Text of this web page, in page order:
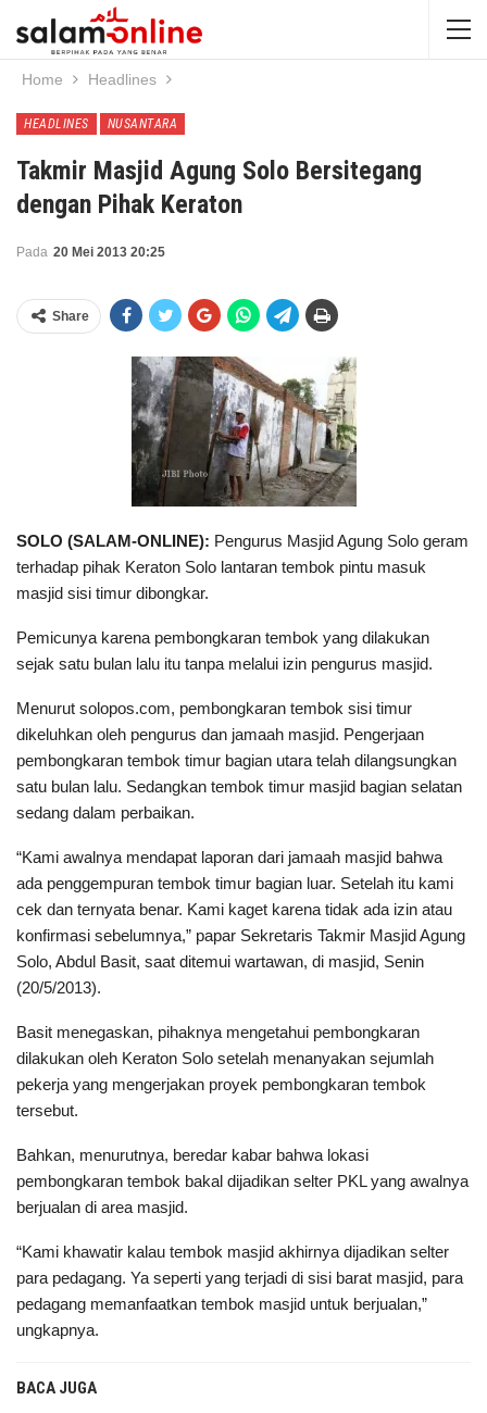
Home Headlines
HEADLINES NUSANTARA
Takmir Masjid Agung Solo Bersitegang
dengan Pihak Keraton
Pada 20 Mei 2013 20:25
Share
SOLO (SALAM-ONLINE): Pengurus Masjid Agung Solo geram
terhadap pihak Keraton Solo lantaran tembok pintu masuk
masjid sisi timur dibongkar.
Pemicunya karena pembongkaran tembok yang dilakukan
sejak satu bulan lalu itu tanpa melalui izin pengurus masjid.
Menurut solopos.com, pembongkaran tembok sisi timur
dikeluhkan oleh pengurus dan jamaah masjid. Pengerjaan
pembongkaran tembok timur bagian utara telah dilangsungkan
satu bulan lalu. Sedangkan tembok timur masjid bagian selatan
sedang dalam perbaikan.
“Kami awalnya mendapat laporan dari jamaah masjid bahwa
ada penggempuran tembok timur bagian luar. Setelah itu kami
cek dan ternyata benar. Kami kaget karena tidak ada izin atau
konfirmasi sebelumnya,” papar Sekretaris Takmir Masjid Agung
Solo, Abdul Basit, saat ditemui wartawan, di masjid, Senin
(20/5/2013).
Basit menegaskan, pihaknya mengetahui pembongkaran
dilakukan oleh Keraton Solo setelah menanyakan sejumlah
pekerja yang mengerjakan proyek pembongkaran tembok
tersebut.
Bahkan, menurutnya, beredar kabar bahwa lokasi
pembongkaran tembok bakal dijadikan selter PKL yang awalnya
berjualan di area masjid.
“Kami khawatir kalau tembok masjid akhirnya dijadikan selter
para pedagang. Ya seperti yang terjadi di sisi barat masjid, para
pedagang memanfaatkan tembok masjid untuk berjualan,”
ungkapnya.
BACA JUGA